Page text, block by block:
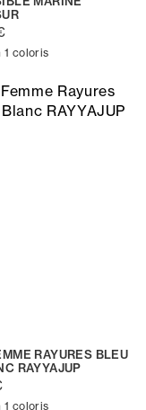
1 coloris
RAYURES BLEU
RAYYAJUP
1 coloris